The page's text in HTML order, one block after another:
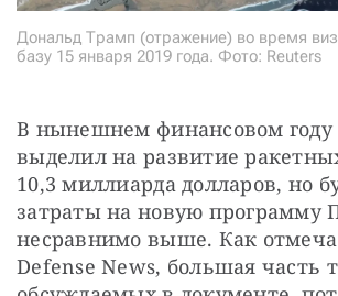
Дональд Трамп (отражение) во время
базу 15 января 2019 года. Фото: Reuters
В нынешнем финансовом году
выделил на развитие
10,3 миллиарда долларов, но
затраты на новую программу
несравнимо выше. Как
Defense News, большая часть